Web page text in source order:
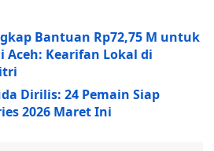
Bantuan Rp72,75 M untuk
Aceh: Kearifan Lokal di
Dirilis: 24 Pemain Siap
2026 Maret Ini